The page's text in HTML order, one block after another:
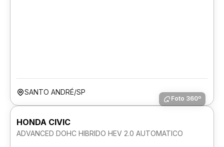
SANTO ANDRÉ/SP
Foto 360º
HONDA CIVIC
ADVANCED DOHC HIBRIDO HEV 2.0 AUTOMATICO